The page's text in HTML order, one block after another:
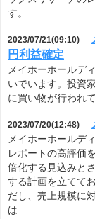
す。
2023/07/21(09:10)
円利益確定
メイホーホールデ
いでいます。投資
に買い物が行われ
2023/07/20(12:48)
メイホーホールデ
レポートの高評価
倍化する見込みと
する計画を立てて
だし、売上規模に
は…